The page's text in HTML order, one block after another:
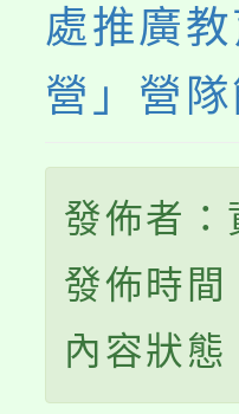
處推廣
營」營
發佈者：
發佈時
內容狀態